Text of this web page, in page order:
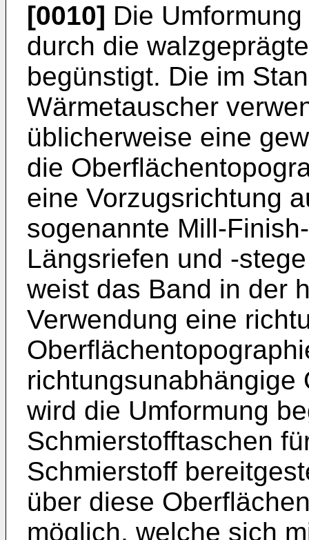
[0010] Die
durch die
begünstigt. Die im
Wärmetauscher
üblicherweise eine
die
eine Vorzugsrichtung
sogenannte Mill-
Längsriefen und -
weist das Band in der
Verwendung eine
richtungsunabhängige
wird die Umformung
Schmierstofftaschen
Schmierstoff
über diese
möglich, welche sich